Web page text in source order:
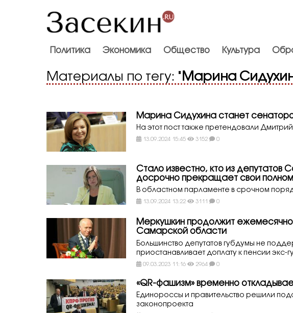
Политика Экономика Общество Культура
Материалы по тегу: " Марина
Марина Сидухина станет
На этот пост также претендовали
13.09.2024 15:45 3152 0
Стало известно, кто из депутатов
досрочно прекращает свои
В областном парламенте в срочном
13.09.2024 13:22 3111 0
Меркушкин продолжит
Самарской области
Большинство депутатов губдумы не
приостанавливает доплату к пенсии экс-
09.03.2023 11:16 2964 0
«QR-фашизм» временно
Единороссы и правительство решили
законопроекта